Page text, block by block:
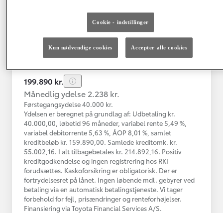
76.000 km
Hybrid Benzin
Geartype
Automatisk
gearkasse
Vis mere
199.890 kr.
Månedlig ydelse 2.238 kr.
Førstegangsydelse 40.000 kr.
Ydelsen er beregnet på grundlag af: Udbetaling kr.
40.000,00, løbetid 96 måneder, variabel rente 5,49 %,
variabel debitorrente 5,63 %, ÅOP 8,01 %, samlet
kreditbeløb kr. 159.890,00. Samlede kreditomk. kr.
55.002,16. I alt tilbagebetales kr. 214.892,16. Positiv
kreditgodkendelse og ingen registrering hos RKI
forudsættes. Kaskoforsikring er obligatorisk. Der er
fortrydelsesret på lånet. Ingen løbende mdl. gebyrer ved
betaling via en automatisk betalingstjeneste. Vi tager
forbehold for fejl, prisændringer og renteforhøjelser.
Finansiering via Toyota Financial Services A/S.
Cookie - indstillinger
Kun nødvendige cookies Accepter alle cookies